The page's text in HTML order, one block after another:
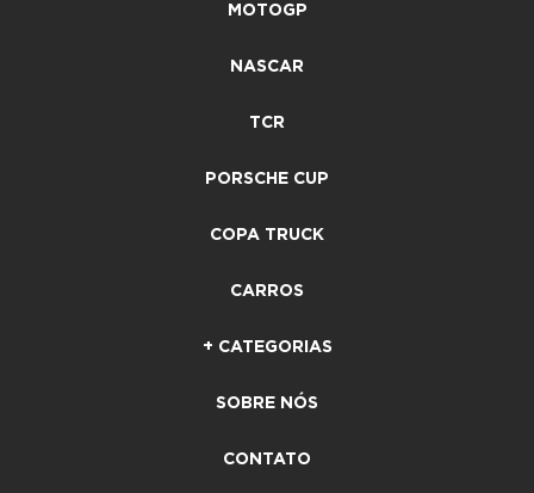
MOTOGP
NASCAR
TCR
PORSCHE CUP
COPA TRUCK
CARROS
+ CATEGORIAS
SOBRE NÓS
CONTATO